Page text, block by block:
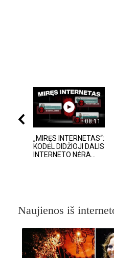
08:11
„MIRĘS INTERNETAS“:
KODĖL DIDŽIOJI DALIS
INTERNETO NĖRA...
Naujienos iš